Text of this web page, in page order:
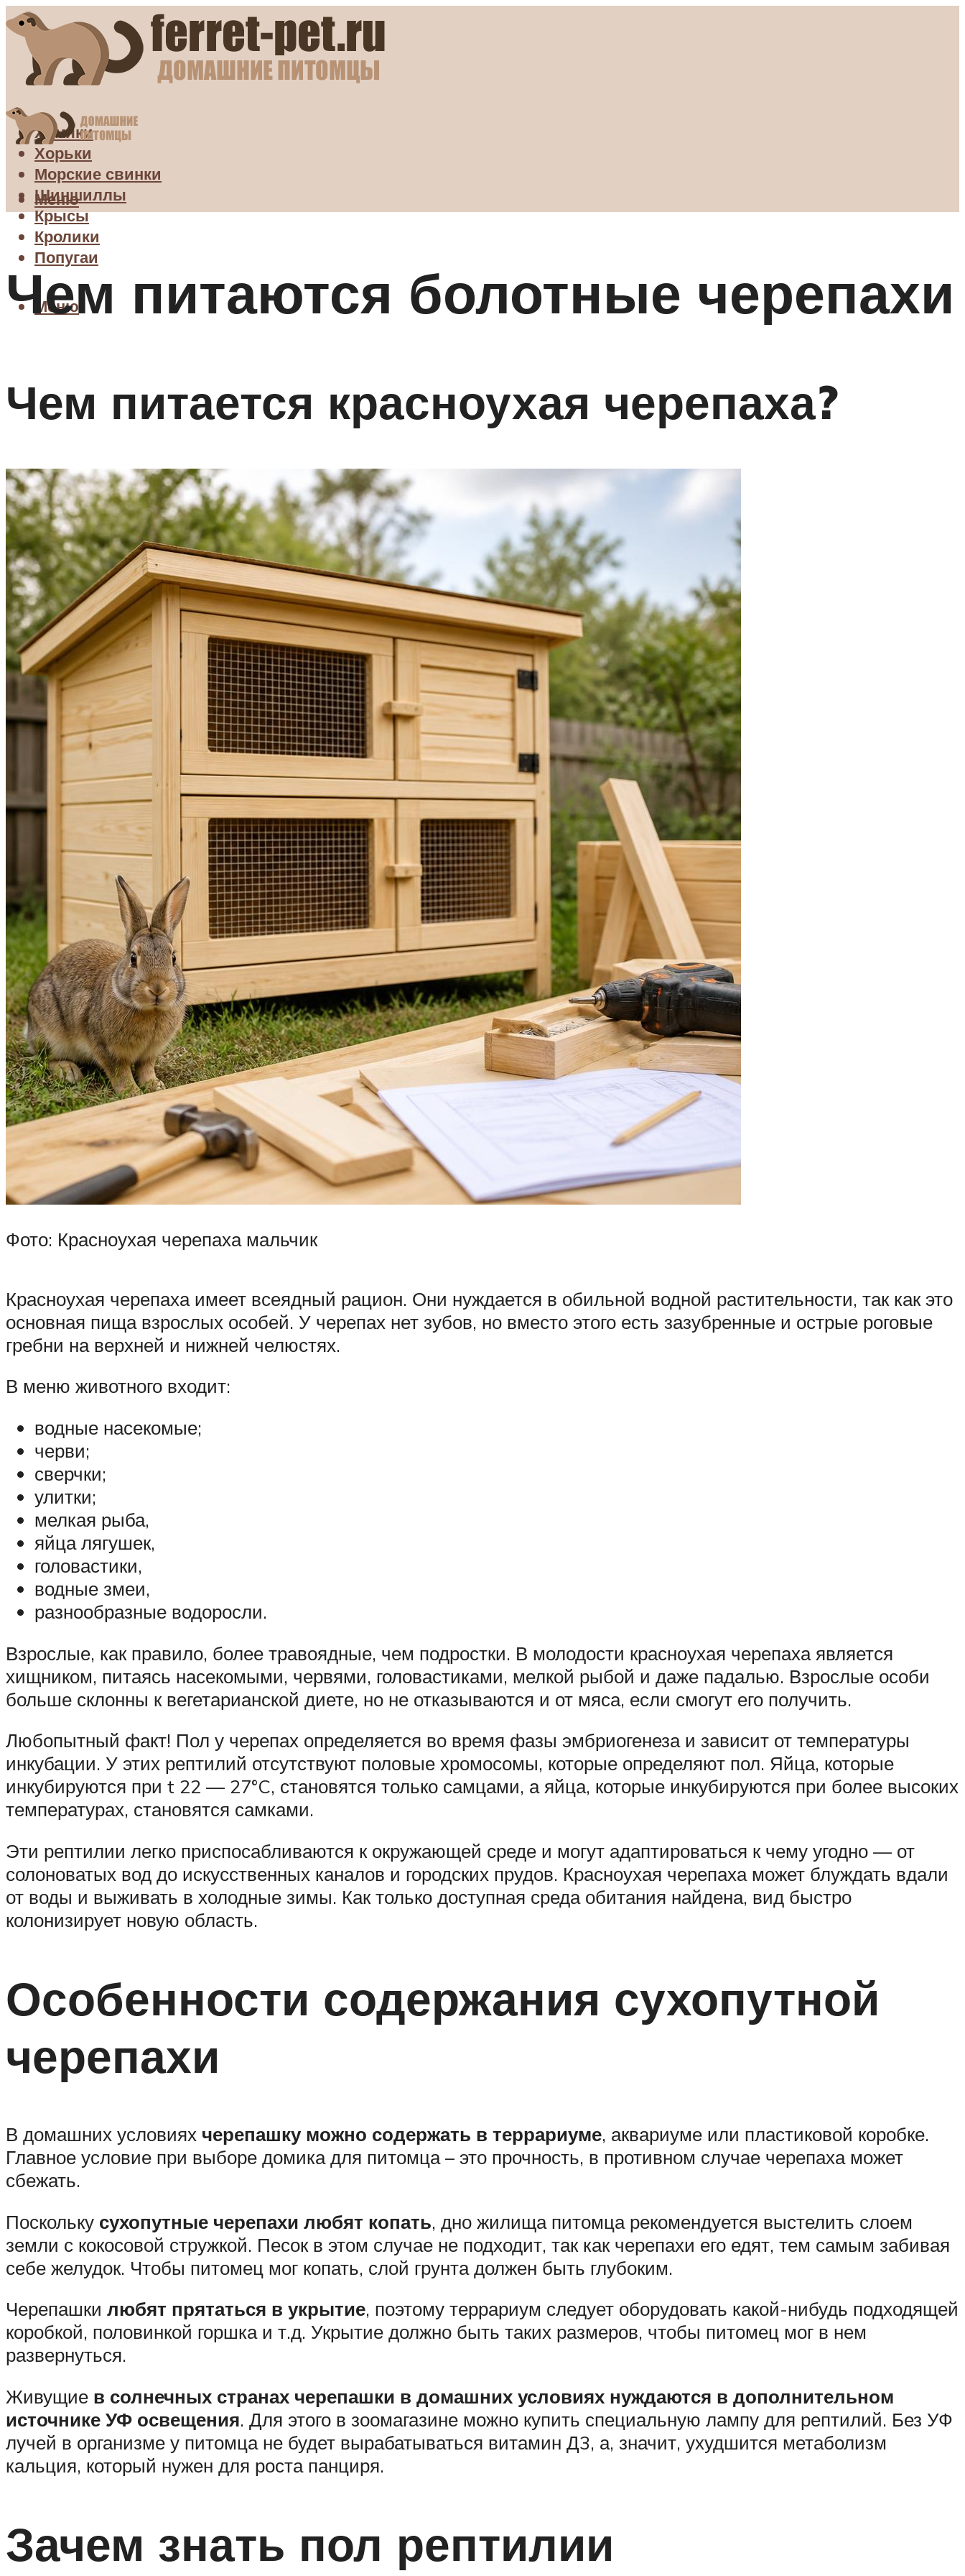
Хомяки
Хорьки
Морские свинки
Шиншиллы
Крысы
Кролики
Попугаи
Меню
Меню
Чем питаются болотные черепахи
Чем питается красноухая черепаха?
Фото: Красноухая черепаха мальчик
Красноухая черепаха имеет всеядный рацион. Они нуждается в обильной водной растительности, так как это
основная пища взрослых особей. У черепах нет зубов, но вместо этого есть зазубренные и острые роговые
гребни на верхней и нижней челюстях.
В меню животного входит:
водные насекомые;
черви;
сверчки;
улитки;
мелкая рыба,
яйца лягушек,
головастики,
водные змеи,
разнообразные водоросли.
Взрослые, как правило, более травоядные, чем подростки. В молодости красноухая черепаха является
хищником, питаясь насекомыми, червями, головастиками, мелкой рыбой и даже падалью. Взрослые особи
больше склонны к вегетарианской диете, но не отказываются и от мяса, если смогут его получить.
Любопытный факт! Пол у черепах определяется во время фазы эмбриогенеза и зависит от температуры
инкубации. У этих рептилий отсутствуют половые хромосомы, которые определяют пол. Яйца, которые
инкубируются при t 22 — 27°C, становятся только самцами, а яйца, которые инкубируются при более высоких
температурах, становятся самками.
Эти рептилии легко приспосабливаются к окружающей среде и могут адаптироваться к чему угодно — от
солоноватых вод до искусственных каналов и городских прудов. Красноухая черепаха может блуждать вдали
от воды и выживать в холодные зимы. Как только доступная среда обитания найдена, вид быстро
колонизирует новую область.
Особенности содержания сухопутной
черепахи
В домашних условиях черепашку можно содержать в террариуме, аквариуме или пластиковой коробке.
Главное условие при выборе домика для питомца – это прочность, в противном случае черепаха может
сбежать.
Поскольку сухопутные черепахи любят копать, дно жилища питомца рекомендуется выстелить слоем
земли с кокосовой стружкой. Песок в этом случае не подходит, так как черепахи его едят, тем самым забивая
себе желудок. Чтобы питомец мог копать, слой грунта должен быть глубоким.
Черепашки любят прятаться в укрытие, поэтому террариум следует оборудовать какой-нибудь подходящей
коробкой, половинкой горшка и т.д. Укрытие должно быть таких размеров, чтобы питомец мог в нем
развернуться.
Живущие в солнечных странах черепашки в домашних условиях нуждаются в дополнительном
источнике УФ освещения. Для этого в зоомагазине можно купить специальную лампу для рептилий. Без УФ
лучей в организме у питомца не будет вырабатываться витамин Д3, а, значит, ухудшится метаболизм
кальция, который нужен для роста панциря.
Зачем знать пол рептилии